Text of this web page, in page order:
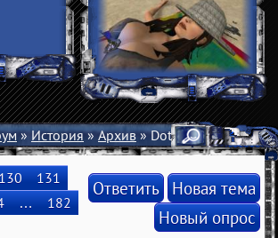
»История»Архив» Dota 2
131
…
182
Ответить Новая тема
Новый опрос